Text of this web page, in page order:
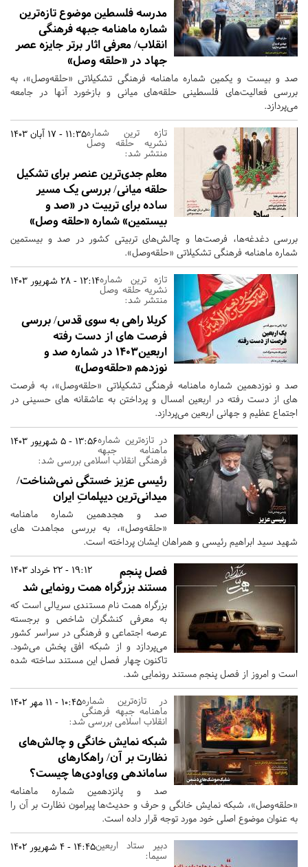
مدرسه فلسطین موضوع تازه‌ترین
شماره ماهنامه جبهه فرهنگی
انقلاب/ معرفی اثار برتر جایزه عصر
جهاد در «حلقه وصل»
صد و بیست و یکمین شماره ماهنامه فرهنگی تشکیلاتی «حلقه‌وصل»، به
بررسی فعالیت‌های فلسطینی حلقه‌های میانی و بازخورد آنها در جامعه
می‌پردازد.
11:35 - 17 آبان 1403تازه ترین شماره
نشریه حلقه وصل
منتشر شد:
معلم جدی‌ترین عنصر برای تشکیل
حلقه میانی/ بررسی یک مسیر
ساده برای تربیت در «صد و
بیستمین» شماره «حلقه وصل»
بررسی دغدغه‌ها، فرصت‌ها و چالش‌های تربیتی کشور در صد و بیستمین
شماره ماهنامه فرهنگی تشکیلاتی «حلقه‌وصل».
12:14 - 28 شهریور 1403تازه ترین شماره
نشریه حلقه وصل
منتشر شد:
کربلا راهی به سوی قدس/ بررسی
فرصت های از دست رفته
اربعین1403 در شماره صد و
نوزدهم «حلقه‌وصل»
صد و نوزدهمین شماره ماهنامه فرهنگی تشکیلاتی «حلقه‌وصل»، به فرصت
های از دست رفته در اربعین امسال و پرداختن به عاشقانه های حسینی در
اجتماع عظیم و جهانی اربعین می‌پردازد.
13:56 - 5 شهریور 1403در تازه‌ترین شماره
ماهنامه جبهه
فرهنگی انقلاب اسلامی بررسی شد:
رئیسی عزیز خستگی نمی‌شناخت/
میدانی‌ترین دیپلماتِ ایران
صد و هجدهمین شماره ماهنامه
«حلقه‌وصل»، به بررسی مجاهدت های
شهید سید ابراهیم رئیسی و همراهان ایشان پرداخته است.
19:12 - 22 خرداد 1403
فصل پنجم
مستند بزرگراه همت رونمایی شد
بزرگراه همت نام مستندی سریالی است که
به معرفی کنشگران شاخص و برجسته
عرصه اجتماعی و فرهنگی در سراسر کشور
می‌پردازد و از شبکه افق پخش می‌شود.
تاکنون چهار فصل این مستند ساخته شده
است و امروز از فصل پنجم مستند رونمایی شد.
10:45 - 11 مهر 1402در تازه‌ترین شماره
ماهنامه جبهه فرهنگی
انقلاب اسلامی بررسی شد:
شبکه نمایش خانگی و چالش‌های
نظارت بر آن/ راهکارهای
ساماندهی وی‌او‌دی‌ها چیست؟
صد و پانزدهمین شماره ماهنامه
«حلقه‌وصل»، شبکه نمایش خانگی و حرف و حدیث‌ها پیرامون نظارت بر آن را
به عنوان موضوع اصلی خود مورد توجه قرار داده است.
14:45 - 4 شهریور 1402دبیر ستاد اربعین
سیما: